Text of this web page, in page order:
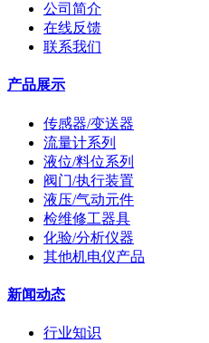
公司简介
在线反馈
联系我们
产品展示
传感器/变送器
流量计系列
液位/料位系列
阀门/执行装置
液压/气动元件
检维修工器具
化验/分析仪器
其他机电仪产品
新闻动态
行业知识